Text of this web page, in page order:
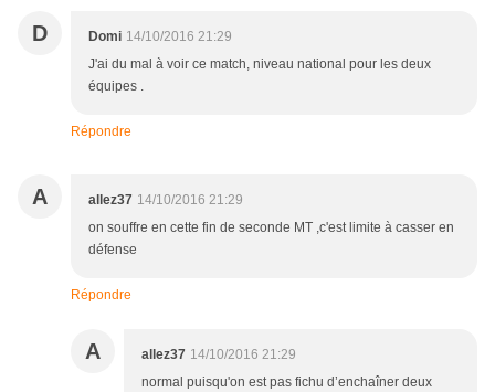
D Domi 14/10/2016 21:29
J'ai du mal à voir ce match, niveau national pour les deux
équipes .
Répondre
A allez37 14/10/2016 21:29
on souffre en cette fin de seconde MT ,c'est limite à casser en
défense
Répondre
A allez37 14/10/2016 21:29
normal puisqu'on est pas fichu d’enchaîner deux